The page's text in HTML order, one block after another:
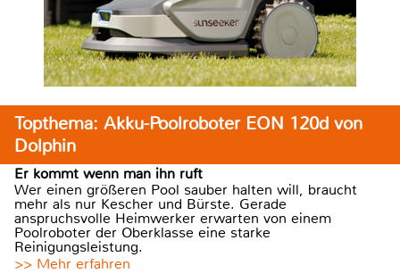
Topthema: Akku-Poolroboter EON 120d von
Dolphin
Er kommt wenn man ihn ruft
Wer einen größeren Pool sauber halten will, braucht
mehr als nur Kescher und Bürste. Gerade
anspruchsvolle Heimwerker erwarten von einem
Poolroboter der Oberklasse eine starke
Reinigungsleistung.
>> Mehr erfahren